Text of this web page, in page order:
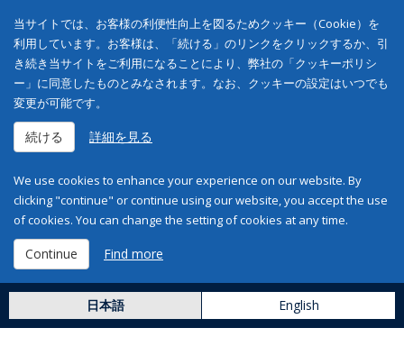
当サイトでは、お客様の利便性向上を図るためクッキー（Cookie）を
利用しています。お客様は、「続ける」のリンクをクリックするか、引
き続き当サイトをご利用になることにより、弊社の「クッキーポリシ
ー」に同意したものとみなされます。なお、クッキーの設定はいつでも
変更が可能です。
続ける 詳細を見る
We use cookies to enhance your experience on our website. By
clicking "continue" or continue using our website, you accept the use
of cookies. You can change the setting of cookies at any time.
Continue Find more
日本語 English